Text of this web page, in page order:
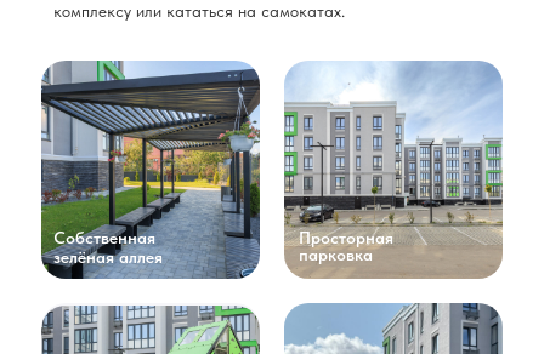
комплексу или кататься на самокатах.
Собственная
зелёная аллея
Просторная
парковка